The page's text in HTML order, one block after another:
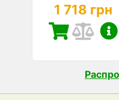
1 718 грн